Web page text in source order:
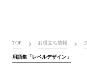
TOP お役立ち情報
用語集「レベルデザイン」